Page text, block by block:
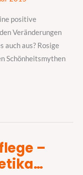
positive
Veränderungen
auch aus? Rosige
Schönheitsmythen
–